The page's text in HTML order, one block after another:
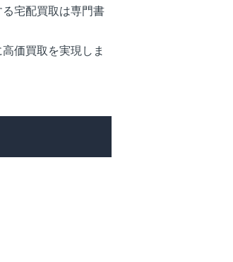
宅配買取は専門書
価買取を実現しま